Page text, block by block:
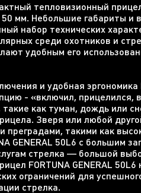
тепловизионный
мм. Небольшие габариты и
набор технических
среди охотников и
удобным его
и удобная эргономика
- «включил, прицелился,
как туман, дождь или
Зверя или любой
преградами, такими как
GENERAL 50L6 с большим
стрелка — большой
FORTUNA GENERAL
ограничений для
стрелка.